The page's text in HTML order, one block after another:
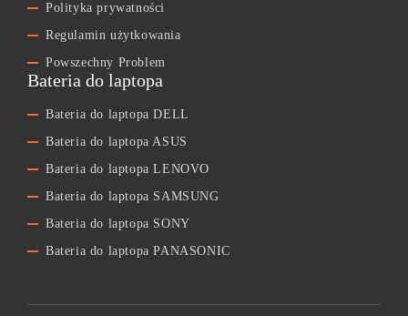
Polityka prywatności
Regulamin użytkowania
Powszechny Problem
Bateria do laptopa
Bateria do laptopa DELL
Bateria do laptopa ASUS
Bateria do laptopa LENOVO
Bateria do laptopa SAMSUNG
Bateria do laptopa SONY
Bateria do laptopa PANASONIC